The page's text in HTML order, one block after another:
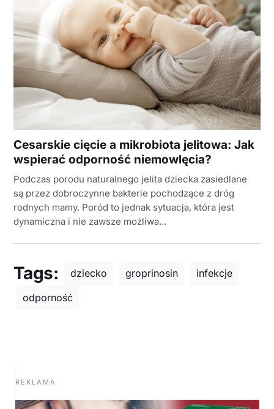
Cesarskie cięcie a mikrobiota jelitowa: Jak
wspierać odporność niemowlęcia?
Podczas porodu naturalnego jelita dziecka zasiedlane
są przez dobroczynne bakterie pochodzące z dróg
rodnych mamy. Poród to jednak sytuacja, która jest
dynamiczna i nie zawsze możliwa…
Tags: dziecko groprinosin
infekcje
odporność
REKLAMA